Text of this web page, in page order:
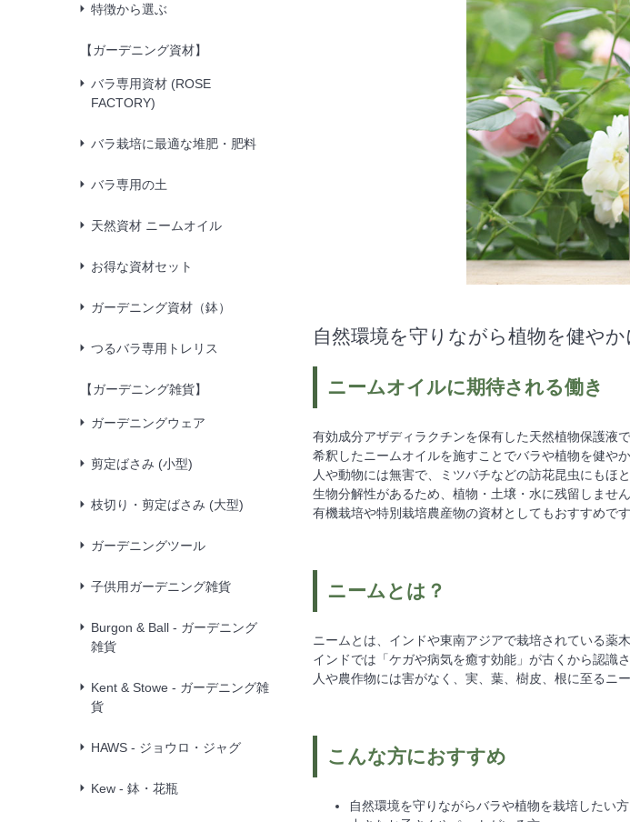
特徴から選ぶ
【ガーデニング資材】
バラ専用資材 (ROSE
FACTORY)
バラ栽培に最適な堆肥・肥料
バラ専用の土
天然資材 ニームオイル
お得な資材セット
ガーデニング資材（鉢）
つるバラ専用トレリス
【ガーデニング雑貨】
ガーデニングウェア
剪定ばさみ (小型)
枝切り・剪定ばさみ (大型)
ガーデニングツール
子供用ガーデニング雑貨
Burgon & Ball - ガーデニング
雑貨
Kent & Stowe - ガーデニング雑
貨
HAWS - ジョウロ・ジャグ
Kew - 鉢・花瓶
自然環境を守りながら植物を健やか
ニームオイルに期待される働き
有効成分アザディラクチンを保有した天然植物保護液で
希釈したニームオイルを施すことでバラや植物を健やか
人や動物には無害で、ミツバチなどの訪花昆虫にもほ
生物分解性があるため、植物・土壌・水に残留しません
有機栽培や特別栽培農産物の資材としてもおすすめです
ニームとは？
ニームとは、インドや東南アジアで栽培されている薬
インドでは「ケガや病気を癒す効能」が古くから認識
人や農作物には害がなく、実、葉、樹皮、根に至るニ
こんな方におすすめ
自然環境を守りながらバラや植物を栽培したい方